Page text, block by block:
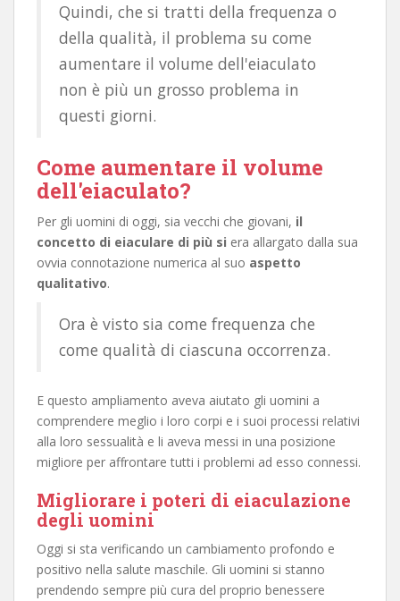
Quindi, che si tratti della frequenza o
della qualità, il problema su come
aumentare il volume dell'eiaculato
non è più un grosso problema in
questi giorni.
Come aumentare il volume
dell'eiaculato?
Per gli uomini di oggi, sia vecchi che giovani, il
concetto di eiaculare di più si era allargato dalla sua
ovvia connotazione numerica al suo aspetto
qualitativo.
Ora è visto sia come frequenza che
come qualità di ciascuna occorrenza.
E questo ampliamento aveva aiutato gli uomini a
comprendere meglio i loro corpi e i suoi processi relativi
alla loro sessualità e li aveva messi in una posizione
migliore per affrontare tutti i problemi ad esso connessi.
Migliorare i poteri di eiaculazione
degli uomini
Oggi si sta verificando un cambiamento profondo e
positivo nella salute maschile. Gli uomini si stanno
prendendo sempre più cura del proprio benessere